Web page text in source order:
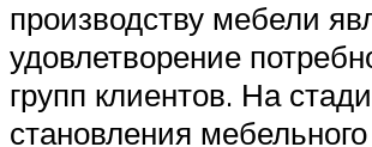
производству мебели
удовлетворение
групп клиентов. На
становления мебельного